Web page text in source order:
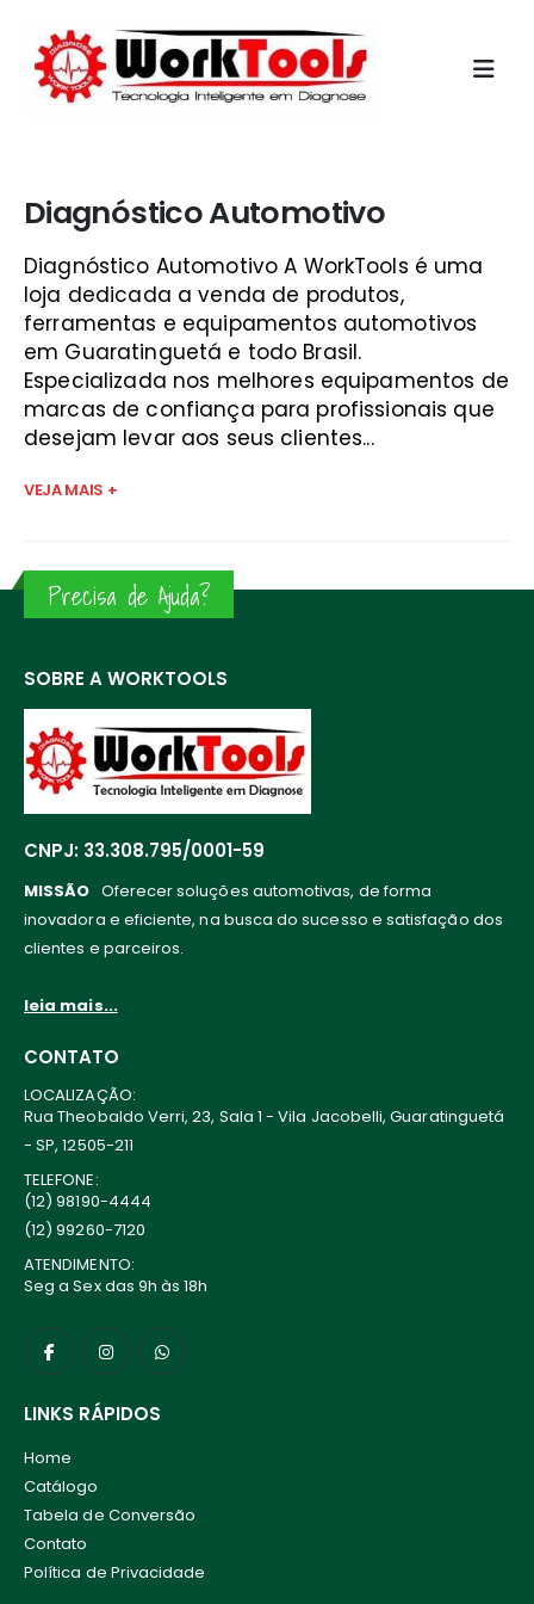
Diagnóstico Automotivo
Diagnóstico Automotivo A WorkTools é uma
loja dedicada a venda de produtos,
ferramentas e equipamentos automotivos
em Guaratinguetá e todo Brasil.
Especializada nos melhores equipamentos de
marcas de confiança para profissionais que
desejam levar aos seus clientes...
VEJA MAIS +
Precisa de Ajuda?
SOBRE A WORKTOOLS
CNPJ: 33.308.795/0001-59
MISSÃO Oferecer soluções automotivas, de forma
inovadora e eficiente, na busca do sucesso e satisfação dos
clientes e parceiros.
leia mais...
CONTATO
LOCALIZAÇÃO:
Rua Theobaldo Verri, 23, Sala 1 - Vila Jacobelli, Guaratinguetá
- SP, 12505-211
TELEFONE:
(12) 98190-4444
(12) 99260-7120
ATENDIMENTO:
Seg a Sex das 9h às 18h
LINKS RÁPIDOS
Home
Catálogo
Tabela de Conversão
Contato
Política de Privacidade